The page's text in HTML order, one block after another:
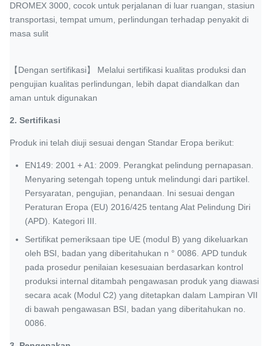
DROMEX 3000, cocok untuk perjalanan di luar ruangan, stasiun
transportasi, tempat umum, perlindungan terhadap penyakit di
masa sulit
【Dengan sertifikasi】 Melalui sertifikasi kualitas produksi dan
pengujian kualitas perlindungan, lebih dapat diandalkan dan
aman untuk digunakan
2. Sertifikasi
Produk ini telah diuji sesuai dengan Standar Eropa berikut:
EN149: 2001 + A1: 2009. Perangkat pelindung pernapasan.
Menyaring setengah topeng untuk melindungi dari partikel.
Persyaratan, pengujian, penandaan. Ini sesuai dengan
Peraturan Eropa (EU) 2016/425 tentang Alat Pelindung Diri
(APD). Kategori III.
Sertifikat pemeriksaan tipe UE (modul B) yang dikeluarkan
oleh BSI, badan yang diberitahukan n ° 0086. APD tunduk
pada prosedur penilaian kesesuaian berdasarkan kontrol
produksi internal ditambah pengawasan produk yang diawasi
secara acak (Modul C2) yang ditetapkan dalam Lampiran VII
di bawah pengawasan BSI, badan yang diberitahukan no.
0086.